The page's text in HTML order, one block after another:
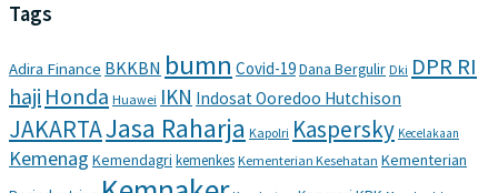
Tags
Adira Finance BKKBN bumn Covid-19Dana Bergulir Dki DPR RI
haji Honda Huawei IKN Indosat Ooredoo Hutchison
JAKARTAJasa Raharja Kapolri Kaspersky Kecelakaan
Kemenag Kemendagri kemenkes Kementerian Kesehatan Kementerian